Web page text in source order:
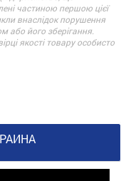
частиною першою цієї
внаслідок порушення
або його зберігання.
якості товару особисто